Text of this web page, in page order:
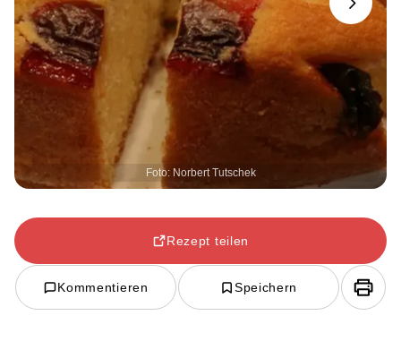
Foto: Norbert Tutschek
Next
Rezept teilen
Kommentieren Speichern